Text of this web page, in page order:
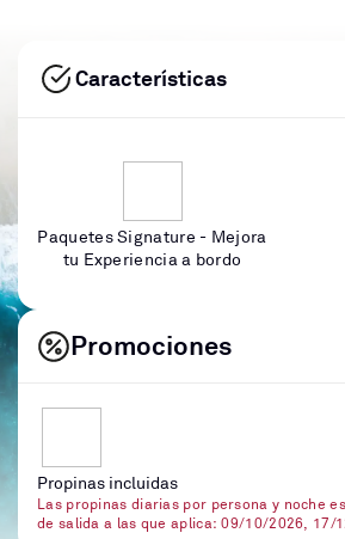
Características
Paquetes Signature - Mejora
tu Experiencia a bordo
Promociones
Propinas incluidas
Las propinas diarias por persona y noche
de salida a las que aplica: 09/10/2026, 17/